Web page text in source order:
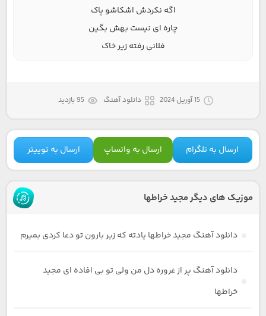
اگه نکردش اشکاشو پاک
چاره ای نیست بهش بگین
فلانی رفته زیر خاک
15 آوریل 2024 دانلود آهنگ 95 بازدید
ارسال به تلگرام ارسال به واتساپ ارسال به توییتر
موزیک های دیگر مجید خراطها
دانلود آهنگ مجید خراطها یادته که زیر بارون تو دعا کردی بمیرم
دانلود آهنگ پر از غروره دل من ولی تو بی افاده ای مجید
خراطها